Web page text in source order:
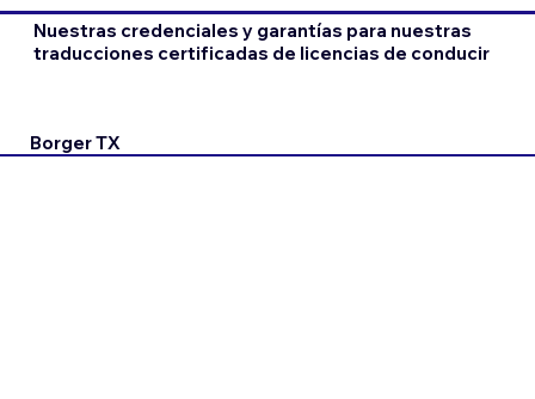
Nuestras credenciales y garantías para nuestras
traducciones certificadas de licencias de conducir
Borger TX